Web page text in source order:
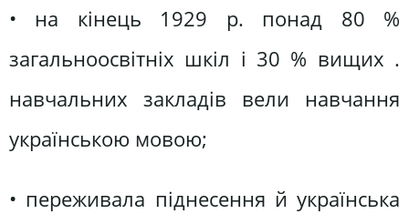
• на кінець 1929 р. понад 80 %
загальноосвітніх шкіл і 30 % вищих .
навчальних закладів вели навчання
українською мовою;
• переживала піднесення й українська